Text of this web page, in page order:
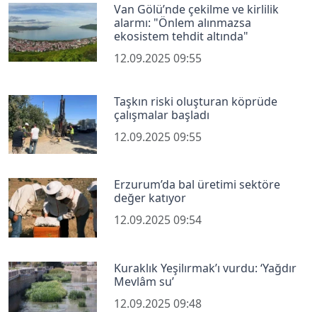
Van Gölü’nde çekilme ve kirlilik
alarmı: "Önlem alınmazsa
ekosistem tehdit altında"
12.09.2025 09:55
Taşkın riski oluşturan köprüde
çalışmalar başladı
12.09.2025 09:55
Erzurum’da bal üretimi sektöre
değer katıyor
12.09.2025 09:54
Kuraklık Yeşilırmak’ı vurdu: ‘Yağdır
Mevlâm su’
12.09.2025 09:48